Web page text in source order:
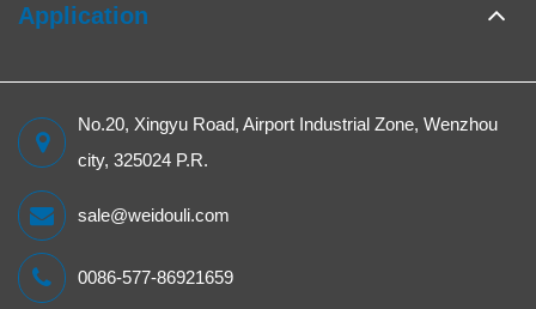
Application
No.20, Xingyu Road, Airport Industrial Zone, Wenzhou
city, 325024 P.R.
sale@weidouli.com
0086-577-86921659